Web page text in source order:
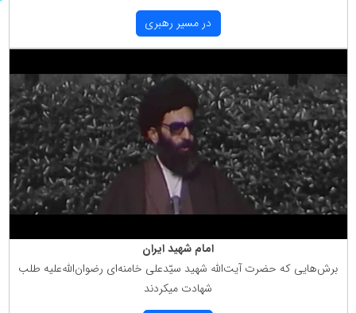
در مسیر رهبری
امام شهید ایران
برش‌هایی كه حضرت آیت‌الله شهید سیّدعلی خامنه‌ای رضوان‌الله‌علیه طلب
شهادت میكردند